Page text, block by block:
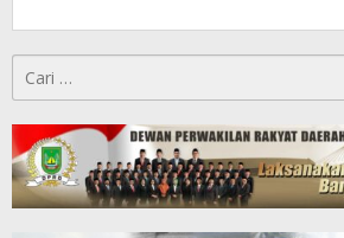
untuk: